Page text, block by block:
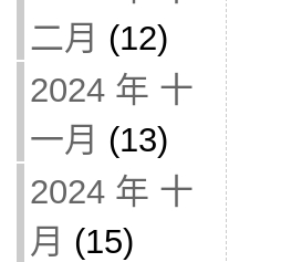
二月 (12)
2024 年 十
一月 (13)
2024 年 十
月 (15)